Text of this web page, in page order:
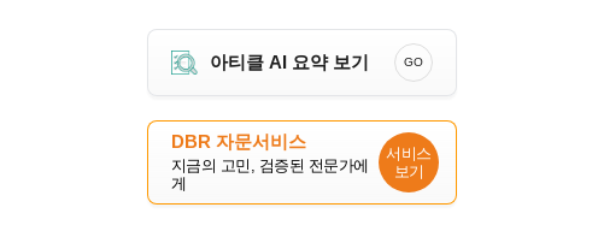
아티클 AI 요약 보기 GO
DBR 자문서비스
지금의 고민, 검증된 전문가에
게
서비스
보기